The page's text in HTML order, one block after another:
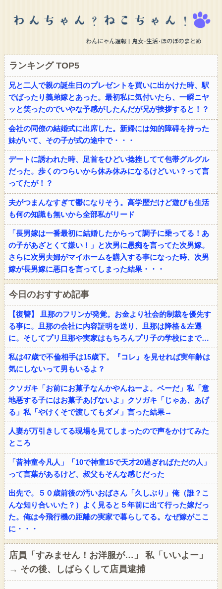
ランキング TOP5
兄と二人で親の誕生日のプレゼントを買いに出かけた時、駅
でばったり義弟嫁とあった。最初私に気付いたら、一瞬ニヤ
ッと笑ったのでいやな予感がしたんだが兄が挨拶すると！？
会社の同僚の結婚式に出席した。新婦には知的障碍を持った
妹がいて、その子が式の途中で・・・
デートに誘われた時、足首をひどい捻挫してて包帯グルグル
だった。歩くのつらいから休み休みになるけどいい？って言
ってたが！？
夫がつまんなすぎて鬱になりそう。高学歴だけど遊びも生活
も何の知識も無いから全部私がリード
「長男嫁は一番最初に結婚したからって調子に乗ってる！あ
の子があざとくて嫌い！」と次男に愚痴を言ってた次男嫁。
さらに次男夫婦がマイホームを購入する事になった時、次男
嫁が長男嫁に悪口を言ってしまった結果・・・
今日のおすすめ記事
【復讐】 旦那のフリンが発覚。お金より社会的制裁を優先す
る事に。旦那の会社に内容証明を送り、旦那は降格＆左遷
に。そしてプリ旦那や実家はもちろんプリ子の学校にまで…
私は47歳で不倫相手は15歳下。『コレ』を見せれば実年齢は
気にしないって男もいるよ？
クソガキ「お前にお菓子なんかやんねーよ。ベーだ」私「意
地悪する子にはお菓子あげないよ」クソガキ「じゃあ、あげ
る」私「やけくそで渡してもダメ」言った結果→
人妻が万引きしてる現場を見てしまったので声をかけてみた
ところ
「昔神童今凡人」「10で神童15で天才20過ぎればただの人」
って言葉があるけど、叔父もそんな感じだった
出先で。５０歳前後の汚いおばさん「久しぶり」俺（誰？こ
んな知り合いいた？）よく見ると５年前に出て行った嫁だっ
た。俺は今飛行機の距離の実家で暮らしてる。なぜ嫁がここ
に・・・
店員「すみません！お洋服が…」 私「いいよー」
→ その後、しばらくして店員逮捕